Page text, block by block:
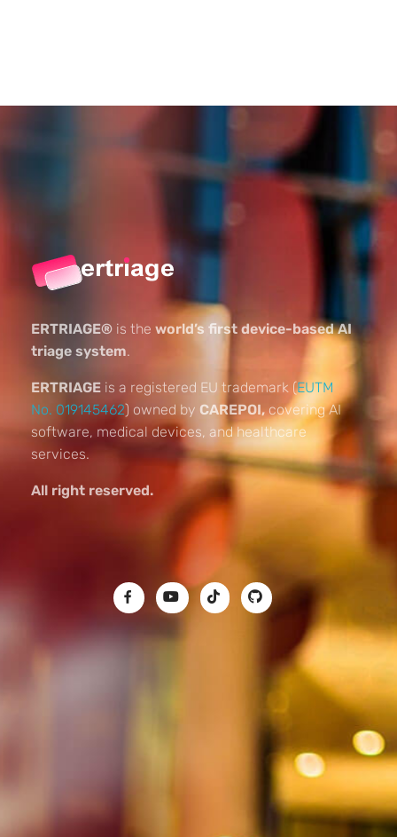
ERTRIAGE® is the world’s first device-based AI
triage system.
ERTRIAGE is a registered EU trademark (EUTM
No. 019145462) owned by CAREPOI,covering AI
software, medical devices, and healthcare
services.
All right reserved.